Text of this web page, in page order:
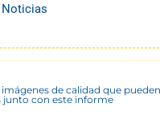
de calidad que
junto con este informe